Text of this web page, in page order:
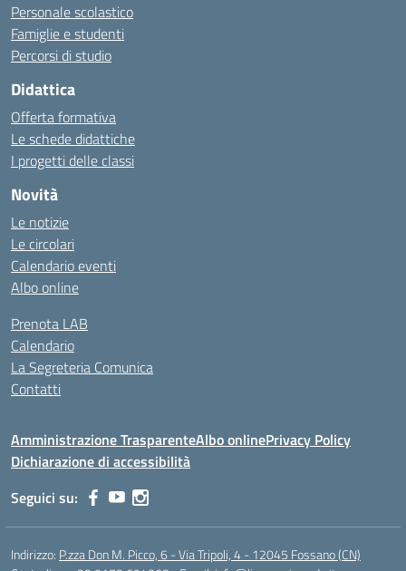
Personale scolastico
Famiglie e studenti
Percorsi di studio
Didattica
Offerta formativa
Le schede didattiche
I progetti delle classi
Novità
Le notizie
Le circolari
Calendario eventi
Albo online
Prenota LAB
Calendario
La Segreteria Comunica
Contatti
Amministrazione TrasparenteAlbo onlinePrivacy Policy
Dichiarazione di accessibilità
Seguici su:
Indirizzo: P.zza Don M. Picco, 6 - Via Tripoli, 4 - 12045 Fossano (CN)